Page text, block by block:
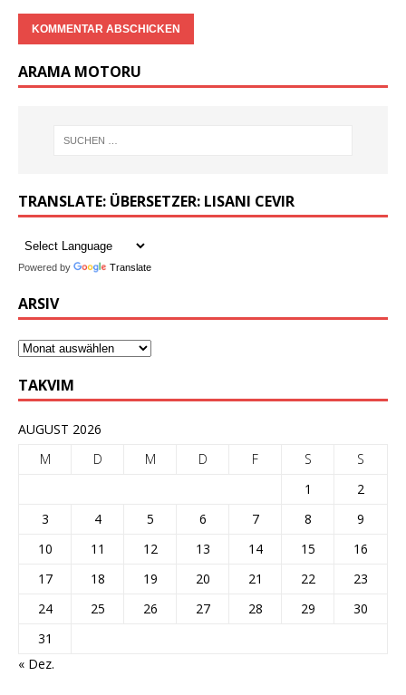
ARAMA MOTORU
TRANSLATE: ÜBERSETZER: LISANI CEVIR
Powered by Translate
ARSIV
TAKVIM
AUGUST 2026
M
D M D F S
S
1
2
3
4 5 6 7 8
9
10
11 12 13 14 15
16
17
18 19 20 21 22
23
24
25 26 27 28 29
30
31
« Dez.